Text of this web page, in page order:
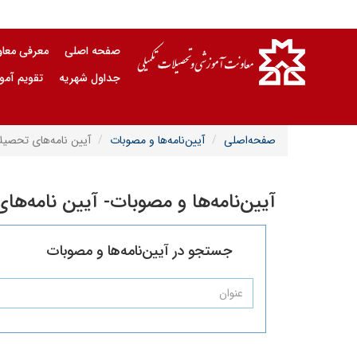
صفحه اصلی
معرفی
جداول شهریه
تقویم
صفحه‌اصلی آیین‌نامه‌ها و مصوبات آیین نامه‌های
آیین‌نامه‌ها و مصوبات- آیین
جستجو در آیین‌نامه‌ها و مصوبات